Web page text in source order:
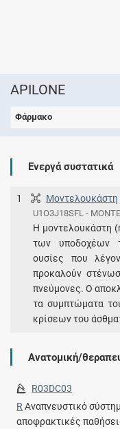
APILONE
Φάρμακο
Ενεργά συστατικά
1 Μοντελουκάστη
U1O3J18SFL -
Η μοντελουκάστη
των υποδοχέων
ουσίες που
προκαλούν
πνεύμονες. Ο
τα συμπτώματα
κρίσεων του
Ανατομική/
R03DC03
R Αναπνευστικό
αποφρακτικές